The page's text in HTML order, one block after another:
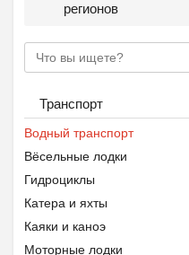
регионов
Транспорт
Водный транспорт
Вёсельные лодки
Гидроциклы
Катера и яхты
Каяки и каноэ
Моторные лодки